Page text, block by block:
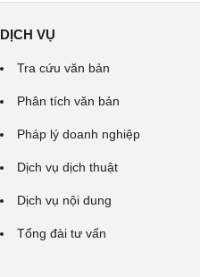
DỊCH VỤ
Tra cứu văn bản
Phân tích văn bản
Pháp lý doanh nghiệp
Dịch vụ dịch thuật
Dịch vụ nội dung
Tổng đài tư vấn